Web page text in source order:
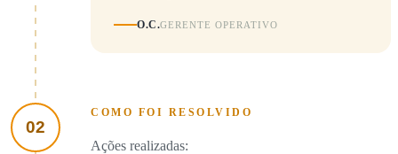
O.C.GERENTE OPERATIVO
02
COMO FOI RESOLVIDO
Ações realizadas: